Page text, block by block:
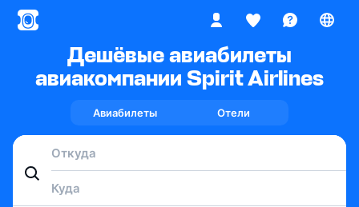
Дешёвые авиабилеты
авиакомпании Spirit Airlines
Авиабилеты Отели